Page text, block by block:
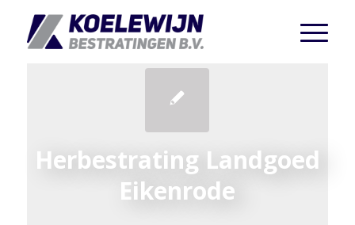
Herbestrating Landgoed
Eikenrode